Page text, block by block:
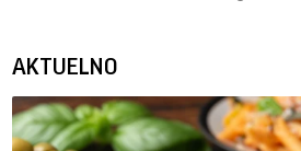
AKTUELNO